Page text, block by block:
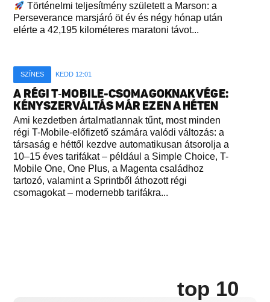
Történelmi teljesítmény született a Marson: a
Perseverance marsjáró öt év és négy hónap után
elérte a 42,195 kilométeres maratoni távot...
SZÍNES KEDD 12:01
A RÉGI T‑MOBILE-CSOMAGOKNAK VÉGE:
KÉNYSZERVÁLTÁS MÁR EZEN A HÉTEN
Ami kezdetben ártalmatlannak tűnt, most minden
régi T-Mobile-előfizető számára valódi változás: a
társaság e héttől kezdve automatikusan átsorolja a
10–15 éves tarifákat – például a Simple Choice, T-
Mobile One, One Plus, a Magenta családhoz
tartozó, valamint a Sprintből áthozott régi
csomagokat – modernebb tarifákra...
top 10